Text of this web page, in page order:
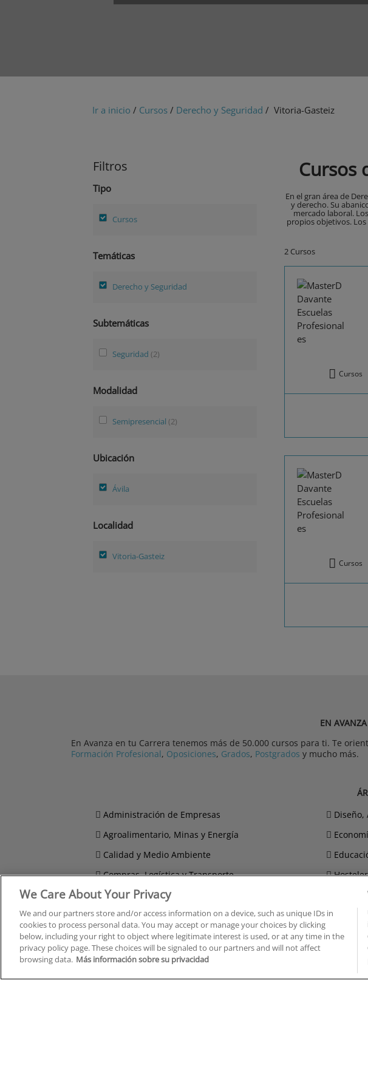
Ir a inicio / Cursos / Derecho y Seguridad / Vitoria-Gasteiz
Filtros
Tipo
Cursos
Temáticas
Derecho y Seguridad
Subtemáticas
Seguridad (2)
Modalidad
Semipresencial (2)
Ubicación
Ávila
Localidad
Vitoria-Gasteiz
Cursos
En el gran área de
y derecho. Su
mercado laboral.
propios objetivos. Los
2 Cursos
Cursos
Cursos
EN
En Avanza en tu Carrera tenemos más de 50.000 cursos para ti. Te
Formación Profesional, Oposiciones, Grados, Postgrados y mucho más.
Administración de Empresas
Agroalimentario, Minas y Energía
Calidad y Medio Ambiente
Compras, Logística y Transporte
Comunicación, Imagen y Sonido
Derecho y Seguridad
Diseño,
BUSCA
We Care About Your Privacy
We and our partners store and/or access information on a device, such as unique IDs in
cookies to process personal data. You may accept or manage your choices by clicking
below, including your right to object where legitimate interest is used, or at any time in the
privacy policy page. These choices will be signaled to our partners and will not affect
browsing data. Más información sobre su privacidad